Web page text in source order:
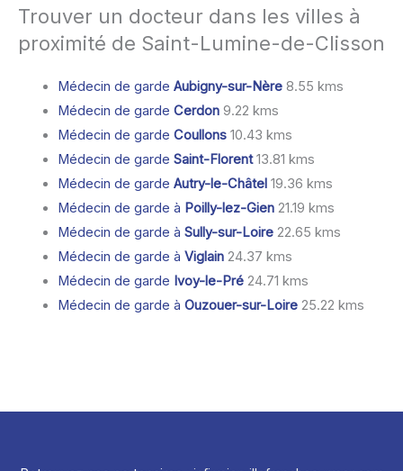
Trouver un docteur dans les villes à
proximité de Saint-Lumine-de-Clisson
Médecin de garde Aubigny-sur-Nère8.55 kms
Médecin de garde Cerdon9.22 kms
Médecin de garde Coullons10.43 kms
Médecin de garde Saint-Florent13.81 kms
Médecin de garde Autry-le-Châtel19.36 kms
Médecin de garde à Poilly-lez-Gien21.19 kms
Médecin de garde à Sully-sur-Loire22.65 kms
Médecin de garde à Viglain24.37 kms
Médecin de garde Ivoy-le-Pré24.71 kms
Médecin de garde à Ouzouer-sur-Loire25.22 kms